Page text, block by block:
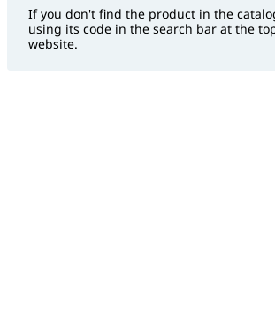
If you don't find the product in the
using its code in the search bar at the
website.